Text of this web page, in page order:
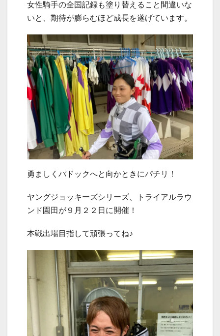
女性騎手の全国記録も塗り替えること間違いな
いと、期待が膨らむほど成長を遂げています。
勇ましくパドックへと向かときにパチリ！
ヤングジョッキーズシリーズ、トライアルラウ
ンド園田が９月２２日に開催！
本戦出場目指して頑張ってね♪